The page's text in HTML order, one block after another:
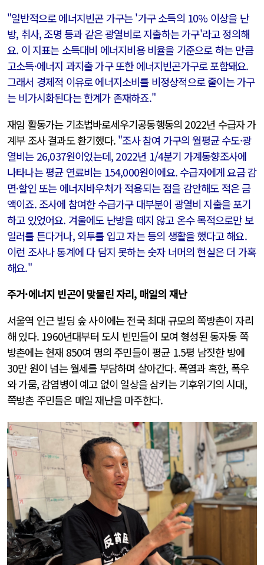
"일반적으로 에너지빈곤 가구는 '가구 소득의 10% 이상을 난
방, 취사, 조명 등과 같은 광열비로 지출하는 가구'라고 정의해
요. 이 지표는 소득대비 에너지비용 비율을 기준으로 하는 만큼
고소득·에너지 과지출 가구 또한 에너지빈곤가구로 포함돼요.
그래서 경제적 이유로 에너지소비를 비정상적으로 줄이는 가구
는 비가시화된다는 한계가 존재하죠."
재임 활동가는 기초법바로세우기공동행동의 2022년 수급자 가
계부 조사 결과도 환기했다. "조사 참여 가구의 월평균 수도·광
열비는 26,037원이었는데, 2022년 1/4분기 가계동향조사에
나타나는 평균 연료비는 154,000원이에요. 수급자에게 요금 감
면·할인 또는 에너지바우처가 적용되는 점을 감안해도 적은 금
액이죠. 조사에 참여한 수급가구 대부분이 광열비 지출을 포기
하고 있었어요. 겨울에도 난방을 떼지 않고 온수 목적으로만 보
일러를 튼다거나, 외투를 입고 자는 등의 생활을 했다고 해요.
이런 조사나 통계에 다 담지 못하는 숫자 너머의 현실은 더 가혹
해요."
주거·에너지 빈곤이 맞물린 자리, 매일의 재난
서울역 인근 빌딩 숲 사이에는 전국 최대 규모의 쪽방촌이 자리
해 있다. 1960년대부터 도시 빈민들이 모여 형성된 동자동 쪽
방촌에는 현재 850여 명의 주민들이 평균 1.5평 남짓한 방에
30만 원이 넘는 월세를 부담하며 살아간다. 폭염과 혹한, 폭우
와 가뭄, 감염병이 예고 없이 일상을 삼키는 기후위기의 시대,
쪽방촌 주민들은 매일 재난을 마주한다.